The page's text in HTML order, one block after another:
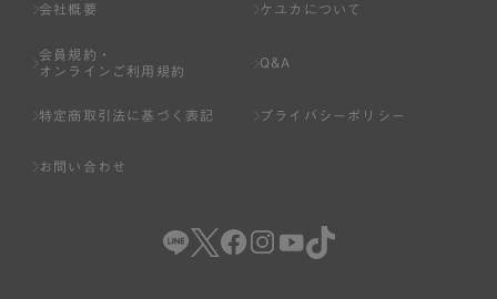
会社概要 ケユカについて
会員規約・
オンラインご利用規約
Q&A
特定商取引法に基づく表記 プライバシーポリシー
お問い合わせ